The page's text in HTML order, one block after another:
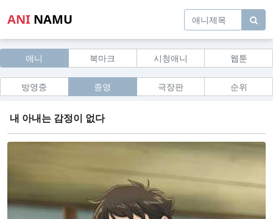
ANI NAMU
애니 북마크 시청애니 웹툰
방영중 종영 극장판 순위
내 아내는 감정이 없다